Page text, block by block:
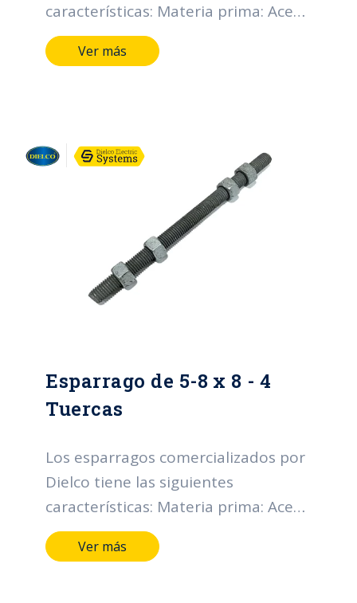
características: Materia prima: Acero
SAE 1010-1020 Diámetro nominal
rosca UNC (D) (pulgadas): Desde 1/2
caliente. Espesor mínimo individual
(micras): 43. Espesor mínimo
promedio (micras): 53. Grado de
recubrimiento: High grade. Normas:
NTC y RETIE.
Ver más
Esparrago de 5-8 x 8 - 4
Tuercas
Los esparragos comercializados por
Dielco tiene las siguientes
características: Materia prima: Acero
SAE 1010-1020 Diámetro nominal
rosca UNC (D) (pulgadas): Desde 1/2
Ver más